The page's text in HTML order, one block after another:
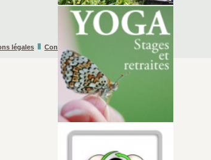
légales Conditions Générales d’Utilisation